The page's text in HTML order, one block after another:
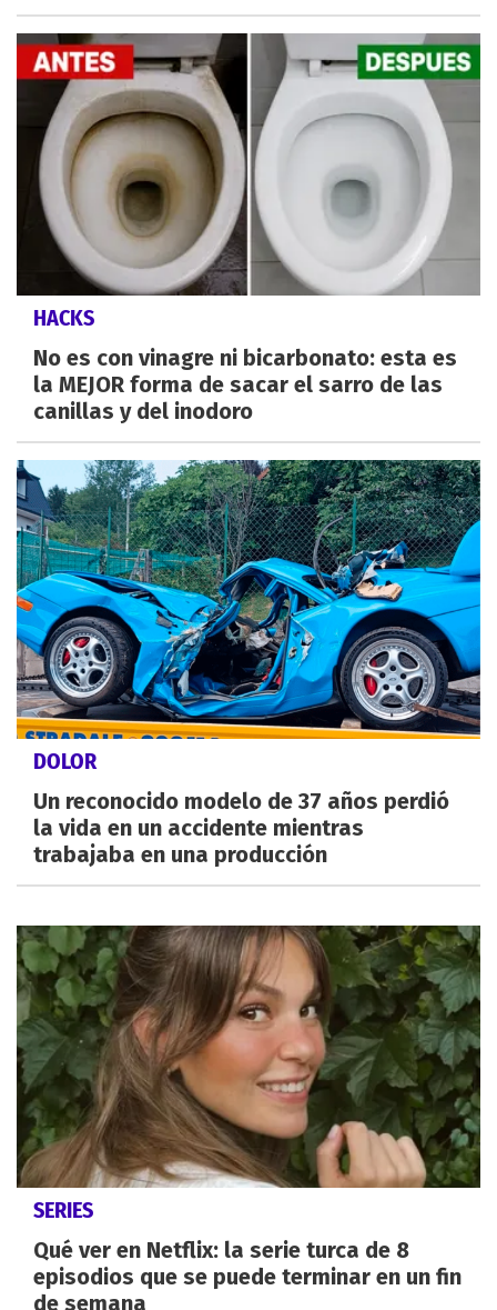
HACKS
No es con vinagre ni bicarbonato: esta es
la MEJOR forma de sacar el sarro de las
canillas y del inodoro
DOLOR
Un reconocido modelo de 37 años perdió
la vida en un accidente mientras
trabajaba en una producción
SERIES
Qué ver en Netflix: la serie turca de 8
episodios que se puede terminar en un fin
de semana